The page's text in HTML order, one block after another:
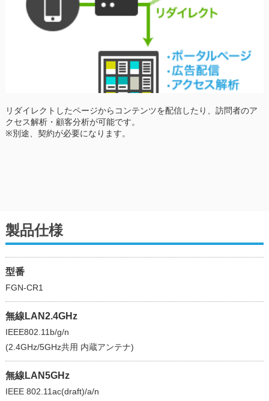
リダイレクトしたページからコンテンツを配信したり、訪問者のア
クセス解析・顧客分析が可能です。
※別途、契約が必要になります。
製品仕様
型番
FGN-CR1
無線LAN2.4GHz
IEEE802.11b/g/n
(2.4GHz/5GHz共用 内蔵アンテナ)
無線LAN5GHz
IEEE 802.11ac(draft)/a/n